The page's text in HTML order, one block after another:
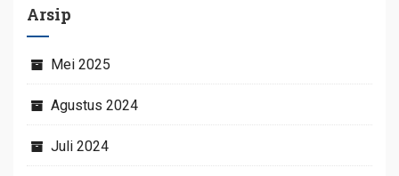
Arsip
Mei 2025
Agustus 2024
Juli 2024